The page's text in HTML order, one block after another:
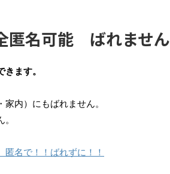
名可能 ばれません
ます。
内）にもばれません。
名で！！ばれずに！！